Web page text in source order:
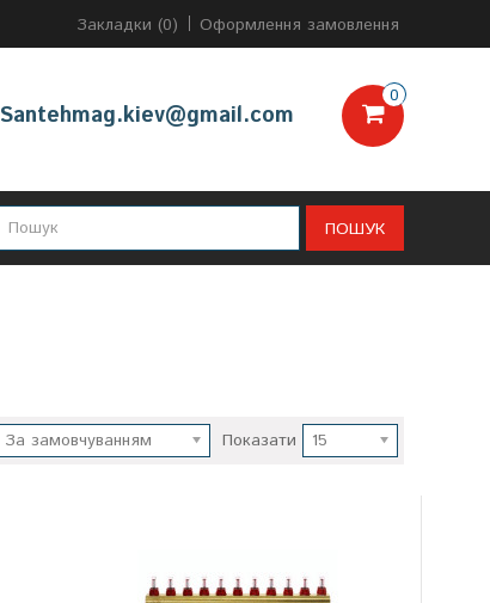
Закладки (0) Оформлення замовлення
Santehmag.kiev@gmail.com
0
ПОШУК
За замовчуванням Показати 15